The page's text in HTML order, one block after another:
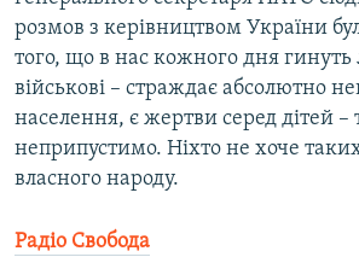
розмов з керівництвом України
того, що в нас кожного дня гинуть
військові – страждає абсолютно
населення, є жертви серед дітей –
неприпустимо. Ніхто не хоче
власного народу.
Радіо Свобода